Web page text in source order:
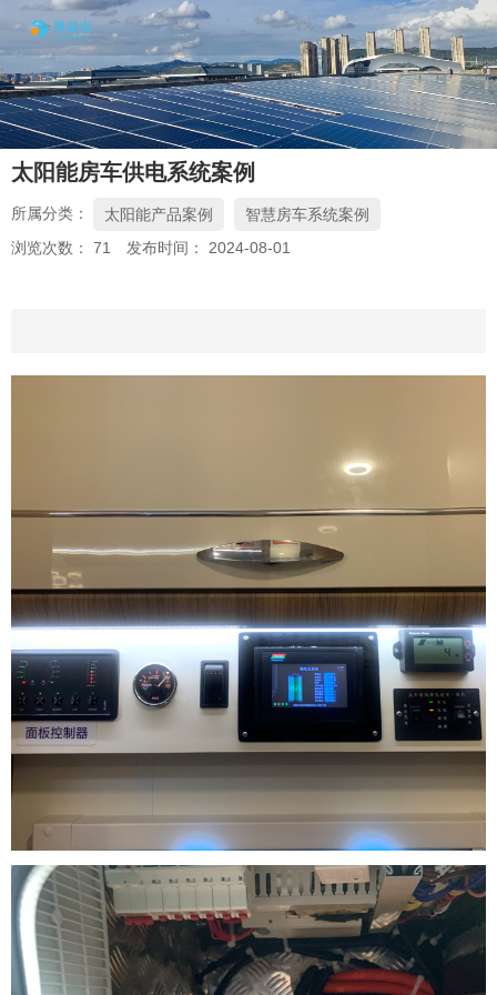
太阳能房车供电系统案例
所属分类： 太阳能产品案例
智慧房车系统案例
浏览次数： 71 发布时间： 2024-08-01